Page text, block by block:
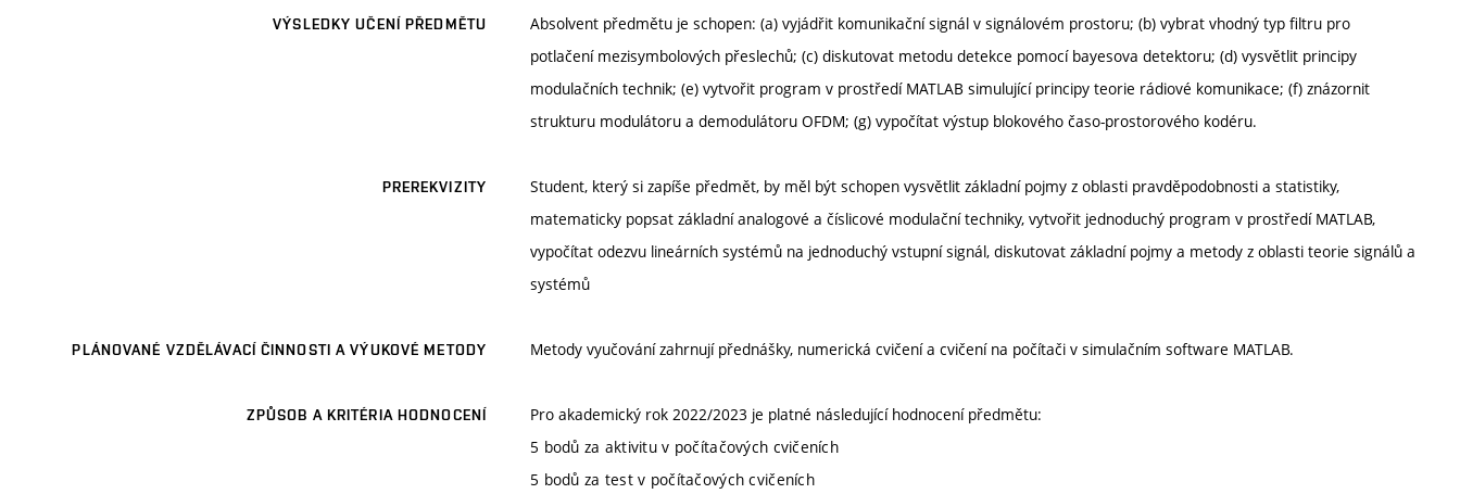
VÝSLEDKY UČENÍ PŘEDMĚTU
Absolvent předmětu je schopen: (a) vyjádřit komunikační signál v signálovém prostoru; (b) vybrat vhodný typ filtru pro
potlačení mezisymbolových přeslechů; (c) diskutovat metodu detekce pomocí bayesova detektoru; (d) vysvětlit principy
modulačních technik; (e) vytvořit program v prostředí MATLAB simulující principy teorie rádiové komunikace; (f) znázornit
strukturu modulátoru a demodulátoru OFDM; (g) vypočítat výstup blokového časo-prostorového kodéru.
PREREKVIZITY
Student, který si zapíše předmět, by měl být schopen vysvětlit základní pojmy z oblasti pravděpodobnosti a statistiky,
matematicky popsat základní analogové a číslicové modulační techniky, vytvořit jednoduchý program v prostředí MATLAB,
vypočítat odezvu lineárních systémů na jednoduchý vstupní signál, diskutovat základní pojmy a metody z oblasti teorie signálů a
systémů
PLÁNOVANÉ VZDĚLÁVACÍ ČINNOSTI A VÝUKOVÉ METODY Metody vyučování zahrnují přednášky, numerická cvičení a cvičení na počítači v simulačním software MATLAB.
ZPŮSOB A KRITÉRIA HODNOCENÍ
Pro akademický rok 2022/2023 je platné následující hodnocení předmětu:
5 bodů za aktivitu v počítačových cvičeních
5 bodů za test v počítačových cvičeních